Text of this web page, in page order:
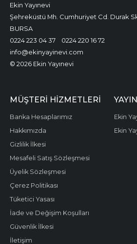
Ekin Yayınevi
Şehreküstü Mh. Cumhuriyet Cd. Durak
BURSA
0224 223 04 37
0224 220 16 72
info@ekinyayinevi.com
© 2026 Ekin Yayınevi
MÜŞTERI HIZMETLERI
Banka Hesaplarımız
Hakkımızda
Gizlilik İlkesi
Mesafeli Satış Sözleşmesi
Üyelik Sözleşmesi
Çerez Politikası
Tüketici Yasası
İade ve Değişim Koşulları
Güvenlik İlkesi
İletişim
Ekin
Ekin